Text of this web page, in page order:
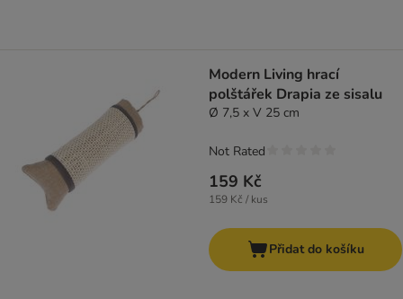
Modern Living hrací
polštářek Drapia ze sisalu
Ø 7,5 x V 25 cm
159 Kč
159 Kč / kus
Not Rated
Přidat do košíku